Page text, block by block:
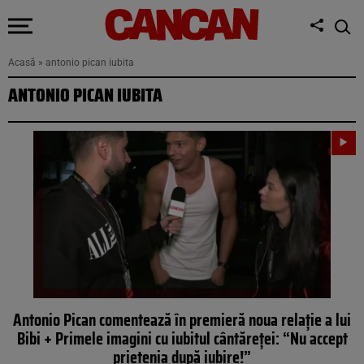
Acasă » antonio pican iubita
ANTONIO PICAN IUBITA
Antonio Pican comentează în premieră noua relație a lui
Bibi + Primele imagini cu iubitul cântăreței: “Nu accept
prietenia după iubire!”